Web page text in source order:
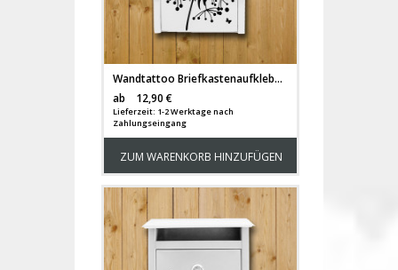
Wandtattoo Briefkastenaufkleber Pusteblume outdoor mit Wunschnamen und Schmetterlingen M1876
ab
12,90 €
Lieferzeit: 1-2 Werktage nach
Zahlungseingang
ZUM WARENKORB HINZUFÜGEN